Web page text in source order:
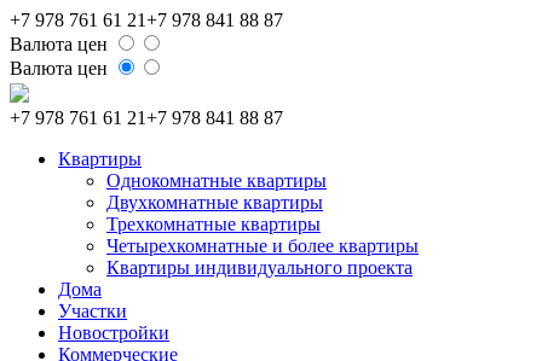
+7 978 761 61 21+7 978 841 88 87
Валюта цен
Валюта цен
+7 978 761 61 21+7 978 841 88 87
Квартиры
Однокомнатные квартиры
Двухкомнатные квартиры
Трехкомнатные квартиры
Четырехкомнатные и более квартиры
Квартиры индивидуального проекта
Дома
Участки
Новостройки
Коммерческие